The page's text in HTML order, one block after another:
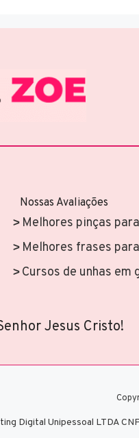
Nossas Avaliações
Melhores pinças
Melhores frases
Cursos de unhas
Jesus Cristo!
Digital Unipessoal LTDA